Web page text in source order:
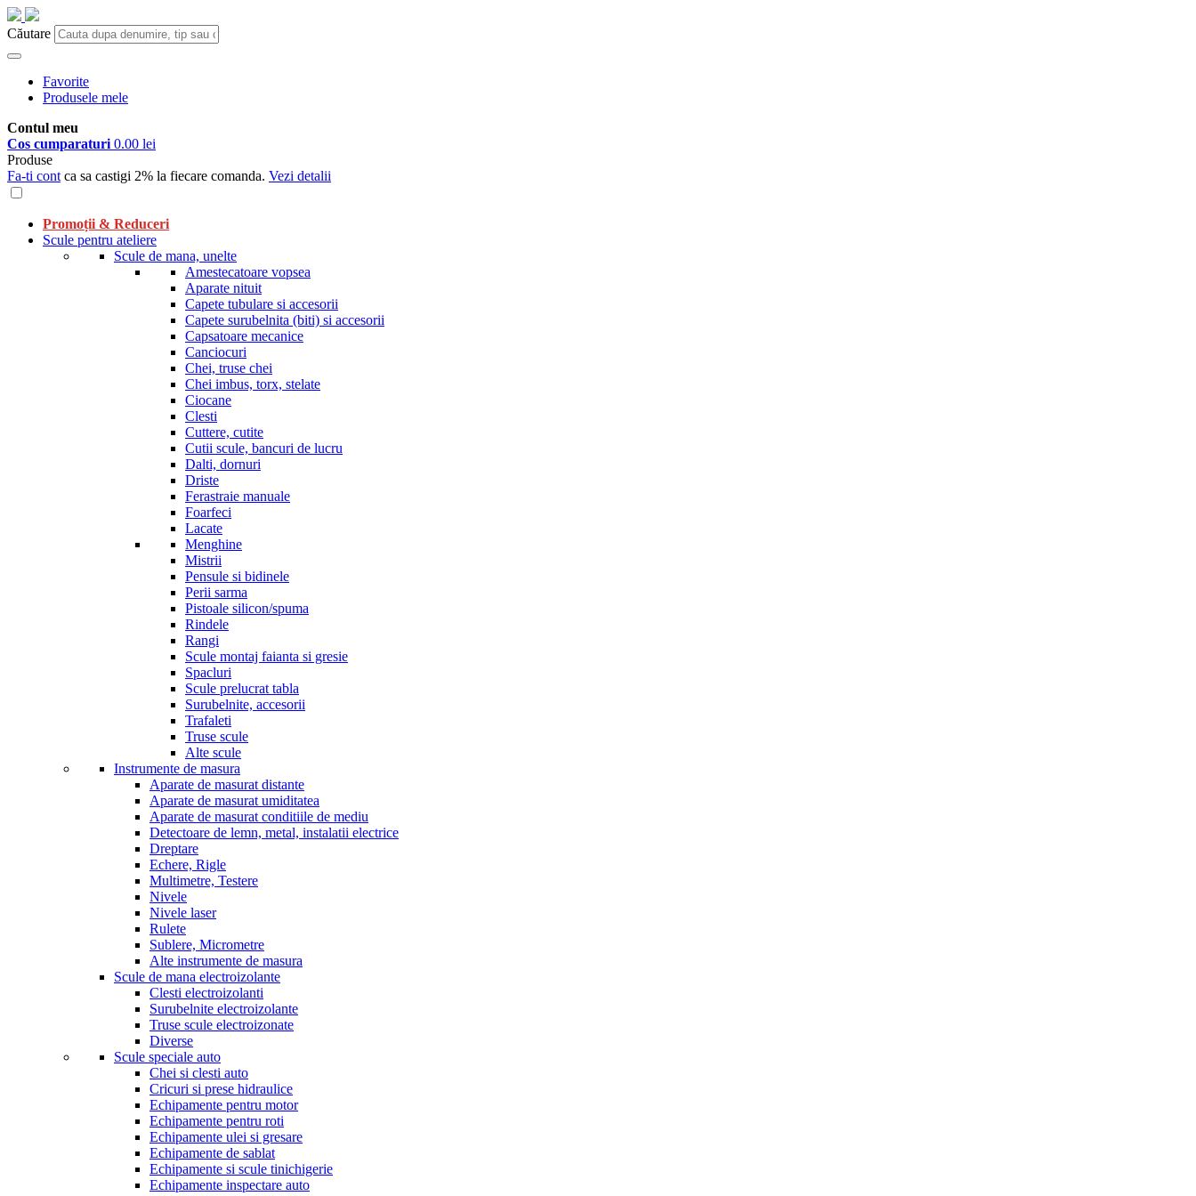
Căutare
Favorite
Produsele mele
Contul meu
Cos cumparaturi 0.00 lei
Produse
Fa-ti cont ca sa castigi 2% la fiecare comanda. Vezi detalii
Promoții & Reduceri
Scule pentru ateliere
Scule de mana, unelte
Amestecatoare vopsea
Aparate nituit
Capete tubulare si accesorii
Capete surubelnita (biti) si accesorii
Capsatoare mecanice
Canciocuri
Chei, truse chei
Chei imbus, torx, stelate
Ciocane
Clesti
Cuttere, cutite
Cutii scule, bancuri de lucru
Dalti, dornuri
Driste
Ferastraie manuale
Foarfeci
Lacate
Menghine
Mistrii
Pensule si bidinele
Perii sarma
Pistoale silicon/spuma
Rindele
Rangi
Scule montaj faianta si gresie
Spacluri
Scule prelucrat tabla
Surubelnite, accesorii
Trafaleti
Truse scule
Alte scule
Instrumente de masura
Aparate de masurat distante
Aparate de masurat umiditatea
Aparate de masurat conditiile de mediu
Detectoare de lemn, metal, instalatii electrice
Dreptare
Echere, Rigle
Multimetre, Testere
Nivele
Nivele laser
Rulete
Sublere, Micrometre
Alte instrumente de masura
Scule de mana electroizolante
Clesti electroizolanti
Surubelnite electroizolante
Truse scule electroizonate
Diverse
Scule speciale auto
Chei si clesti auto
Cricuri si prese hidraulice
Echipamente pentru motor
Echipamente pentru roti
Echipamente ulei si gresare
Echipamente de sablat
Echipamente si scule tinichigerie
Echipamente inspectare auto